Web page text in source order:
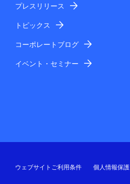
プレスリリース
トピックス
コーポレートブログ
イベント・セミナー
ウェブサイトご利用条件 個人情報保護